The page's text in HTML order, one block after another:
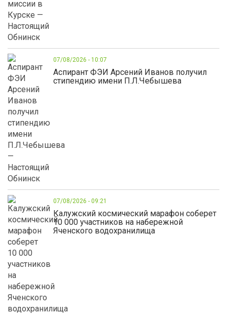
07/08/2026 - 10:07
Аспирант ФЭИ Арсений Иванов получил
стипендию имени П.Л.Чебышева
07/08/2026 - 09:21
Калужский космический марафон соберет
10 000 участников на набережной
Яченского водохранилища